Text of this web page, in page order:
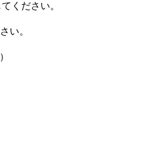
ください。
い。